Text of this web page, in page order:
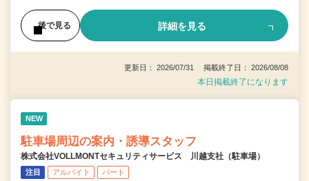
後で見る 詳細を見る
更新日： 2026/07/31 掲載終了日： 2026/08/08
本日掲載終了になります
NEW
駐車場周辺の案内・誘導スタッフ
株式会社VOLLMONTセキュリティサービス 川越支社（駐車場）
注目 アルバイト パート